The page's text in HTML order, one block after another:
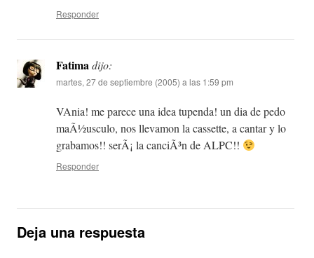
Responder
Fatimadijo:
martes, 27 de septiembre (2005) a las 1:59 pm
VAnia! me parece una idea tupenda! un dia de pedo
maÃ½usculo, nos llevamon la cassette, a cantar y lo
grabamos!! serÃ¡ la canciÃ³n de ALPC!!
Responder
Deja una respuesta